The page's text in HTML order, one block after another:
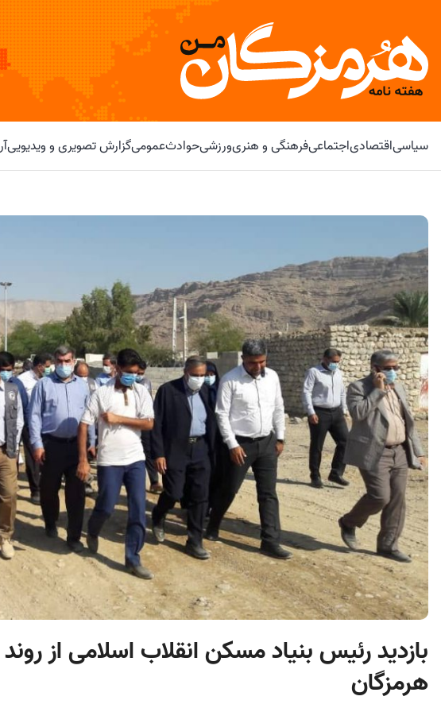
سیاسیاقتصادیاجتماعیفرهنگی و هنریورزشیحوادثعمومیگزارش تصویری و ویدیویی
بازدید رئیس بنیاد مسکن انقلاب اسلامی از روند
هرمزگان